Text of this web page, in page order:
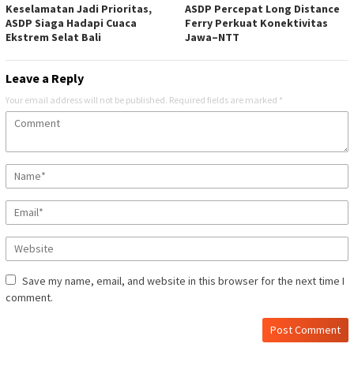
Keselamatan Jadi Prioritas,
ASDP Siaga Hadapi Cuaca
Ekstrem Selat Bali
ASDP Percepat Long Distance
Ferry Perkuat Konektivitas
Jawa–NTT
Leave a Reply
Your email address will not be published. Required fields are marked *
Save my name, email, and website in this browser for the next time I
comment.